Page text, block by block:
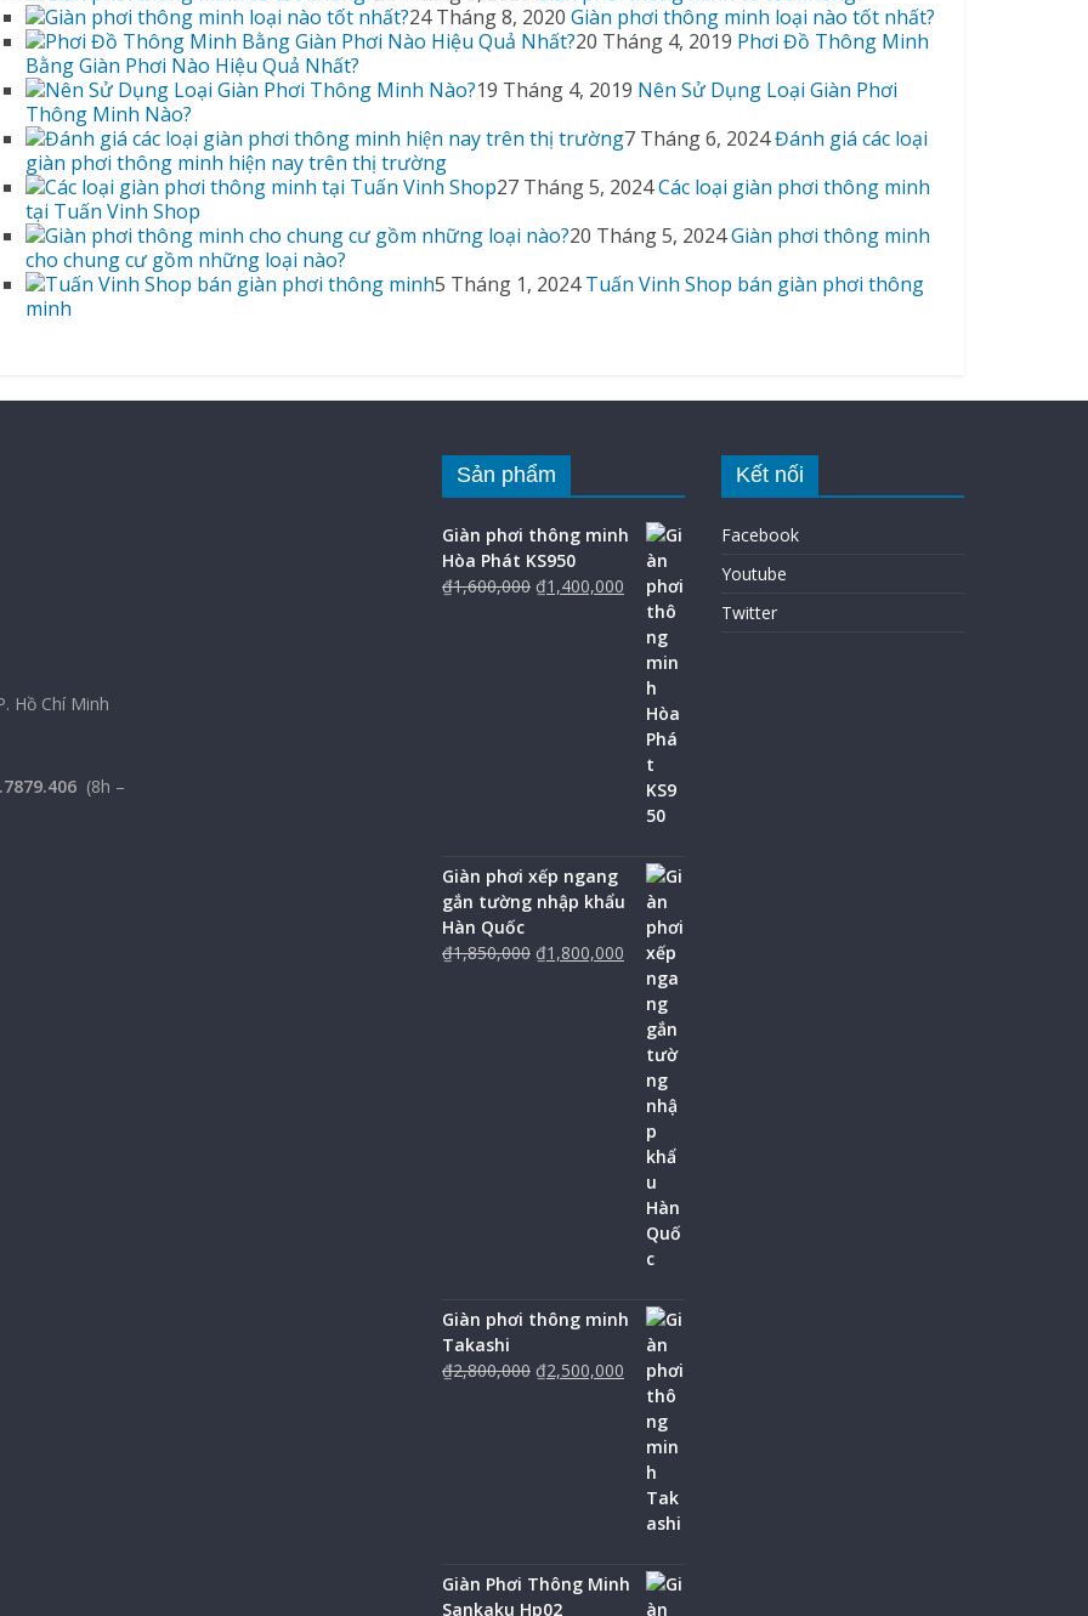
24 Tháng 8, 2020 Giàn phơi thông minh loại nào tốt nhất?
20 Tháng 4, 2019 Phơi Đồ Thông Minh
Bằng Giàn Phơi Nào Hiệu Quả Nhất?
19 Tháng 4, 2019 Nên Sử Dụng Loại Giàn Phơi
Thông Minh Nào?
7 Tháng 6, 2024Đánh giá các loại
giàn phơi thông minh hiện nay trên thị trường
27 Tháng 5, 2024Các loại giàn phơi thông minh
tại Tuấn Vinh Shop
20 Tháng 5, 2024Giàn phơi thông minh
cho chung cư gồm những loại nào?
5 Tháng 1, 2024 Tuấn Vinh Shop bán giàn phơi thông
minh
Hồ Chí Minh
(8h –
Sản phẩm
Giàn phơi thông minh
Hòa Phát KS950
₫1,600,000 ₫1,400,000
Giàn phơi xếp ngang
gắn tường nhập khẩu
Hàn Quốc
₫1,850,000 ₫1,800,000
Giàn phơi thông minh
Takashi
₫2,800,000 ₫2,500,000
Giàn Phơi Thông Minh
Sankaku Hp02
Kết nối
Facebook
Youtube
Twitter